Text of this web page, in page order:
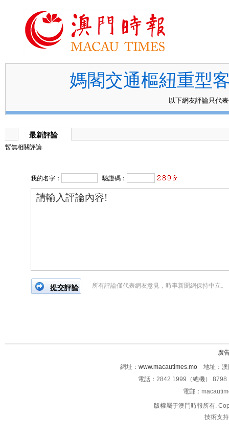
媽閣交通樞紐重型
以下網友評論只代
最新評論
暫無相關評論.
我的名字： 驗證碼：
所有評論僅代表網友意見，時事新聞網保持中立。
廣
網址： www.macautimes.mo 地址：澳
電話：2842 1999（總機）
電郵：
版權屬于澳門時報所有.
技術支